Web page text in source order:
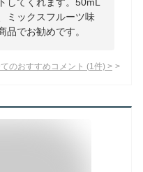
してくれます。50mL
ミックスフルーツ味
品でお勧めです。
のおすすめコメント (1 件) >